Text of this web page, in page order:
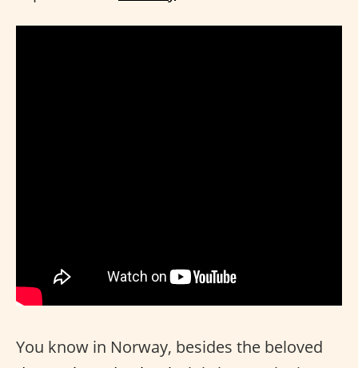
You know in Norway, besides the beloved